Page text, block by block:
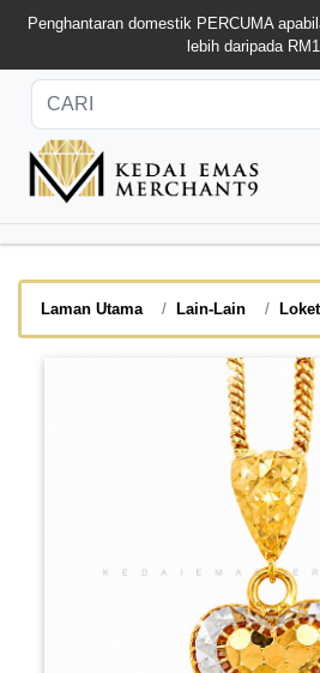
Penghantaran domestik PERCUMA
lebih daripada
Laman Utama Lain-Lain Loket